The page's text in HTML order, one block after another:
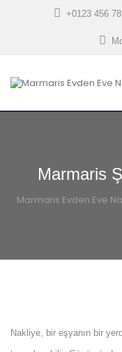
+0123 456
Marmaris
Marmaris Evden Eve
Nakliye, bir eşyanın bir